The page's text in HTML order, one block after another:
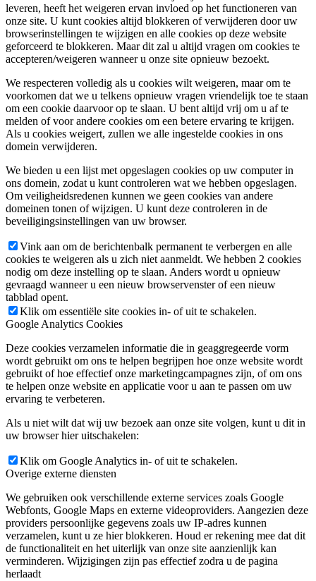
leveren, heeft het weigeren ervan invloed op het functioneren van
onze site. U kunt cookies altijd blokkeren of verwijderen door uw
browserinstellingen te wijzigen en alle cookies op deze website
geforceerd te blokkeren. Maar dit zal u altijd vragen om cookies te
accepteren/weigeren wanneer u onze site opnieuw bezoekt.
We respecteren volledig als u cookies wilt weigeren, maar om te
voorkomen dat we u telkens opnieuw vragen vriendelijk toe te staan
om een cookie daarvoor op te slaan. U bent altijd vrij om u af te
melden of voor andere cookies om een betere ervaring te krijgen.
Als u cookies weigert, zullen we alle ingestelde cookies in ons
domein verwijderen.
We bieden u een lijst met opgeslagen cookies op uw computer in
ons domein, zodat u kunt controleren wat we hebben opgeslagen.
Om veiligheidsredenen kunnen we geen cookies van andere
domeinen tonen of wijzigen. U kunt deze controleren in de
beveiligingsinstellingen van uw browser.
Vink aan om de berichtenbalk permanent te verbergen en alle
cookies te weigeren als u zich niet aanmeldt. We hebben 2 cookies
nodig om deze instelling op te slaan. Anders wordt u opnieuw
gevraagd wanneer u een nieuw browservenster of een nieuw
tabblad opent.
Klik om essentiële site cookies in- of uit te schakelen.
Google Analytics Cookies
Deze cookies verzamelen informatie die in geaggregeerde vorm
wordt gebruikt om ons te helpen begrijpen hoe onze website wordt
gebruikt of hoe effectief onze marketingcampagnes zijn, of om ons
te helpen onze website en applicatie voor u aan te passen om uw
ervaring te verbeteren.
Als u niet wilt dat wij uw bezoek aan onze site volgen, kunt u dit in
uw browser hier uitschakelen:
Klik om Google Analytics in- of uit te schakelen.
Overige externe diensten
We gebruiken ook verschillende externe services zoals Google
Webfonts, Google Maps en externe videoproviders. Aangezien deze
providers persoonlijke gegevens zoals uw IP-adres kunnen
verzamelen, kunt u ze hier blokkeren. Houd er rekening mee dat dit
de functionaliteit en het uiterlijk van onze site aanzienlijk kan
verminderen. Wijzigingen zijn pas effectief zodra u de pagina
herlaadt